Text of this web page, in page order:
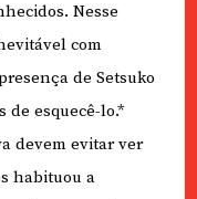
Nesse
com
de Setsuko
de esquecê-lo.*
devem evitar ver
habituou a